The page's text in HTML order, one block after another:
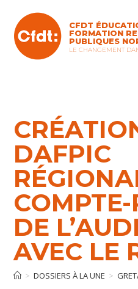
content
CFDT
FORMATION
PUBLIQUES
LE CHANGEMENT
DAFPIC
DE
AVEC LE
> DOSSIERS À LA UNE >